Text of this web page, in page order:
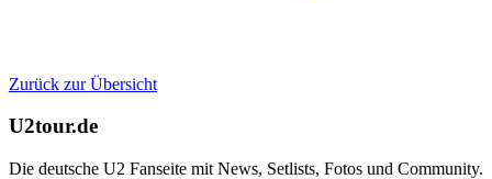
Zurück zur Übersicht
U2tour.de
Die deutsche U2 Fanseite mit News, Setlists, Fotos und Community.